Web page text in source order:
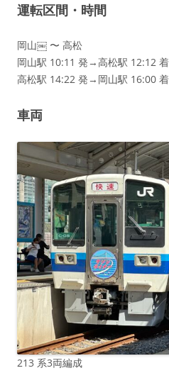
運転区間・時間
岡山￼ 〜 高松
岡山駅 10:11 発→高松駅 12:12 着
高松駅 14:22 発→岡山駅 16:00 着
車両
213 系3両編成